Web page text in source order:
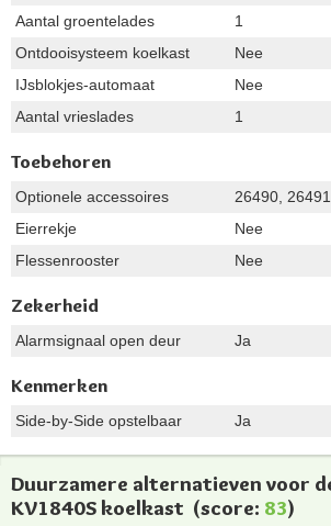
Aantal groentelades
1
Ontdooisysteem koelkast
Nee
IJsblokjes-automaat
Nee
Aantal vrieslades
1
Toebehoren
Optionele accessoires
26490, 26491
Eierrekje
Nee
Flessenrooster
Nee
Zekerheid
Alarmsignaal open deur Ja
Kenmerken
Side-by-Side opstelbaar Ja
Duurzamere alternatieven voor
KV1840S koelkast (score: 83)